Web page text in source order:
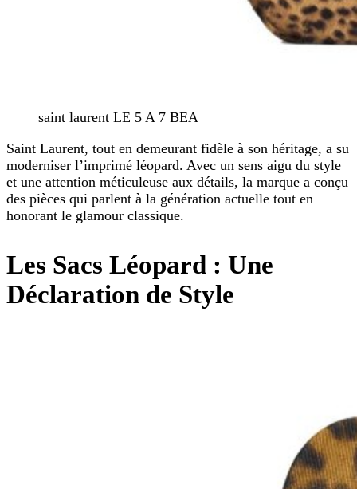
saint laurent LE 5 A 7 BEA
Saint Laurent, tout en demeurant fidèle à son héritage, a su
moderniser l’imprimé léopard. Avec un sens aigu du style
et une attention méticuleuse aux détails, la marque a conçu
des pièces qui parlent à la génération actuelle tout en
honorant le glamour classique.
Les Sacs Léopard : Une
Déclaration de Style